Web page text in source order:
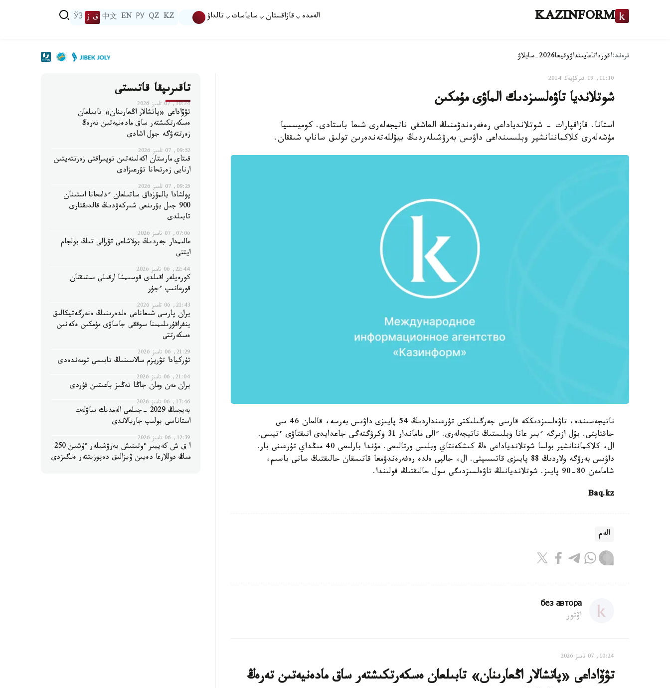
KAZINFORM الەمدە قازاقستان ساياسات تالداۋ KZ
QZ
РУ
EN
中文 ق ز ЎЗ
ترەند:اقورداتاعايىنداۋوقيعا2026-سايلاۋ
11:10, 19 قىركۇيەك 2014
شوتلانديا تاۋەلسىزدىك الماۋى مۇمكىن
استانا. قازاقپارات - شوتلاندياداعى رەفەرەندۋمنىڭ العاشقى ناتيجەلەرى شىعا باستادى. كوميسسيا
مۇشەلەرى كلاكماننانشير وبلىسىنداعى داۋىس بەرۋشىلەردىڭ بيۋللەتەندەرىن تولىق ساناپ شىققان.
ناتيجەسىندە، تاۋەلسىزدىككە قارسى جەرگىلىكتى تۇرعىنداردىڭ 54 پايىزى داۋىس بەرسە، قالعان 46 سى
جاقتاپتى. بۇل ازىرگە ءبىر عانا وبلىستىڭ ناتيجەلەرى. ءالى ماماندار 31 وكرۋگتەگى جاعدايدى انىقتاۋى ءتيىس.
ال، كلاكماننانشير بولسا شوتلاندياداعى ەڭ كىشكەنتاي وبلىس ورتالىعى. مۇندا بارلىعى 40 مىڭداي تۇرعىنى بار.
داۋىس بەرۋگە ولاردىڭ 88 پايىزى قاتىسىپتى. ال، جالپى ەلدە رەفەرەندۋمعا قاتىسقان حالىقتىڭ سانى باسىم،
شامامەن 80-90 پايىز. شوتلانديانىڭ تاۋەلسىزدىگى سول حالىقتىڭ قولىندا.
Baq.kz
الەم
без автора
اۆتور
10:24, 07 تامىز 2026
تۋۆاداعى «پاتشالار اڭعارىنان» تابىلعان ەسكەرتكىشتەر ساق مادەنيەتىن تەرەڭ
تاقىرىپقا قاتىستى
10:24, 07 تامىز 2026
تۋۆاداعى «پاتشالار اڭعارىنان» تابىلعان
ەسكەرتكىشتەر ساق مادەنيەتىن تەرەڭ
زەرتتەۋگە جول اشادى
09:52, 07 تامىز 2026
قىتاي مارستان اكەلىنەتىن توپىراقتى زەرتتەيتىن
ارنايى زەرتحانا تۇرعىزادى
09:25, 07 تامىز 2026
پولشادا بالمۇزداق ساتىلعان ءدامحانا استىنان
900 جىل بۇرىنعى شىركەۋدىڭ قالدىقتارى
تابىلدى
07:06, 07 تامىز 2026
عالىمدار جەردىڭ بولاشاعى تۋرالى تىڭ بولجام
ايتتى
22:44, 06 تامىز 2026
كورەيلەر اقىلدى قوسىمشا ارقىلى ىستىقتان
قورعانىپ ءجۇر
21:43, 06 تامىز 2026
يران پارسى شىعاناعى ەلدەرىنىڭ ەنەرگەتيكالىق
ينفراقۇرىلىمىنا سوققى جاساۋى مۇمكىن ەكەنىن
ەسكەرتتى
21:29, 06 تامىز 2026
تۇركيادا تۋريزم سالاسىنىڭ تابىسى تومەندەدى
21:04, 06 تامىز 2026
يران مەن ومان جاڭا تەڭىز باعىتىن قۇردى
17:46, 06 تامىز 2026
بەيجىڭ 2029 -جىلعى الەمدىك ساۋلەت
استاناسى بولىپ جاريالاندى
12:39, 06 تامىز 2026
ا ق ش كەيبىر ءوتىنىش بەرۋشىلەر ءۇشىن 250
مىڭ دوللارعا دەيىن ۆيزالىق دەپوزيتتەر ەنگىزدى